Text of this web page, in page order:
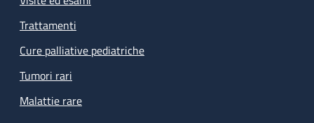
Trattamenti
Cure palliative pediatriche
Tumori rari
Malattie rare